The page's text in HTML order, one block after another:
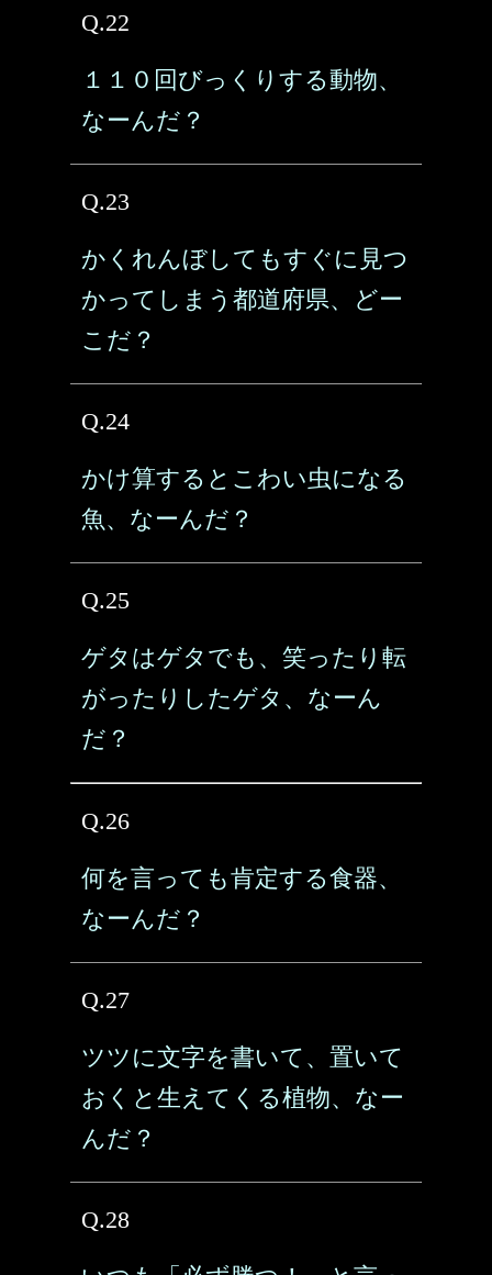
Q.22
１１０回びっくりする動物、
なーんだ？
Q.23
かくれんぼしてもすぐに見つ
かってしまう都道府県、どー
こだ？
Q.24
かけ算するとこわい虫になる
魚、なーんだ？
Q.25
ゲタはゲタでも、笑ったり転
がったりしたゲタ、なーん
だ？
Q.26
何を言っても肯定する食器、
なーんだ？
Q.27
ツツに文字を書いて、置いて
おくと生えてくる植物、なー
んだ？
Q.28